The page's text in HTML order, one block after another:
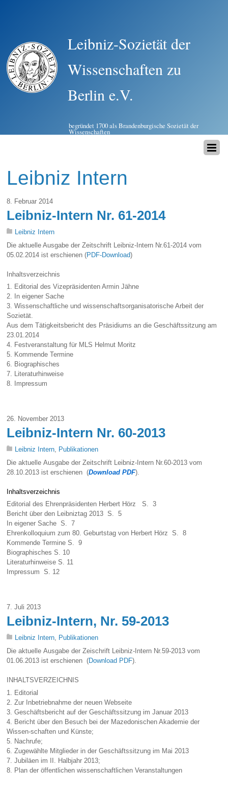
Leibniz-Sozietät der
Wissenschaften zu
Berlin e.V.
begründet 1700 als Brandenburgische Sozietät der
Wissenschaften
Leibniz Intern
8. Februar 2014
Leibniz-Intern Nr. 61-2014
Leibniz Intern
Die aktuelle Ausgabe der Zeitschrift Leibniz-Intern Nr.61-2014 vom
05.02.2014 ist erschienen (PDF-Download)
Inhaltsverzeichnis
1. Editorial des Vizepräsidenten Armin Jähne
2. In eigener Sache
3. Wissenschaftliche und wissenschaftsorganisatorische Arbeit der
Sozietät.
Aus dem Tätigkeitsbericht des Präsidiums an die Geschäftssitzung am
23.01.2014
4. Festveranstaltung für MLS Helmut Moritz
5. Kommende Termine
6. Biographisches
7. Literaturhinweise
8. Impressum
26. November 2013
Leibniz-Intern Nr. 60-2013
Leibniz Intern, Publikationen
Die aktuelle Ausgabe der Zeitschrift Leibniz-Intern Nr.60-2013 vom
28.10.2013 ist erschienen (Download PDF).
Inhaltsverzeichnis
Editorial des Ehrenpräsidenten Herbert Hörz S. 3
Bericht über den Leibniztag 2013 S. 5
In eigener Sache S. 7
Ehrenkolloquium zum 80. Geburtstag von Herbert Hörz S. 8
Kommende Termine S. 9
Biographisches S. 10
Literaturhinweise S. 11
Impressum S. 12
7. Juli 2013
Leibniz-Intern, Nr. 59-2013
Leibniz Intern, Publikationen
Die aktuelle Ausgabe der Zeischrift Leibniz-Intern Nr.59-2013 vom
01.06.2013 ist erschienen (Download PDF).
INHALTSVERZEICHNIS
1. Editorial
2. Zur Inbetriebnahme der neuen Webseite
3. Geschäftsbericht auf der Geschäftssitzung im Januar 2013
4. Bericht über den Besuch bei der Mazedonischen Akademie der
Wissen-schaften und Künste;
5. Nachrufe;
6. Zugewählte Mitglieder in der Geschäftssitzung im Mai 2013
7. Jubiläen im II. Halbjahr 2013;
8. Plan der öffentlichen wissenschaftlichen Veranstaltungen